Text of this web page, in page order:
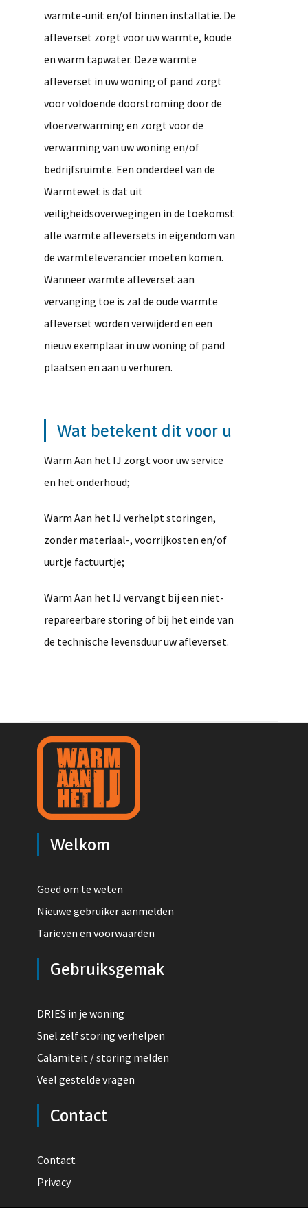
warmte-unit en/of binnen installatie. De
afleverset zorgt voor uw warmte, koude
en warm tapwater. Deze warmte
afleverset in uw woning of pand zorgt
voor voldoende doorstroming door de
vloerverwarming en zorgt voor de
verwarming van uw woning en/of
bedrijfsruimte. Een onderdeel van de
Warmtewet is dat uit
veiligheidsoverwegingen in de toekomst
alle warmte afleversets in eigendom van
de warmteleverancier moeten komen.
Wanneer warmte afleverset aan
vervanging toe is zal de oude warmte
afleverset worden verwijderd en een
nieuw exemplaar in uw woning of pand
plaatsen en aan u verhuren.
Wat betekent dit voor u
Warm Aan het IJ zorgt voor uw service
en het onderhoud;
Warm Aan het IJ verhelpt storingen,
zonder materiaal-, voorrijkosten en/of
uurtje factuurtje;
Warm Aan het IJ vervangt bij een niet-
repareerbare storing of bij het einde van
de technische levensduur uw afleverset.
Welkom
Goed om te weten
Nieuwe gebruiker aanmelden
Tarieven en voorwaarden
Gebruiksgemak
DRIES in je woning
Snel zelf storing verhelpen
Calamiteit / storing melden
Veel gestelde vragen
Contact
Contact
Privacy